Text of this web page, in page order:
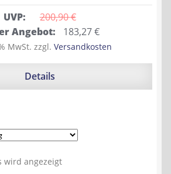
UVP: 200,90 €
Angebot: 183,27€Aktueller
Preis
ist:
MwSt. zzgl. Versandkosten
Details
wird angezeigt